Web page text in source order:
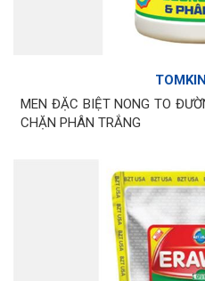
MEN ĐẶC BIỆT NONG TO
CHẶN PHÂN TRẮNG